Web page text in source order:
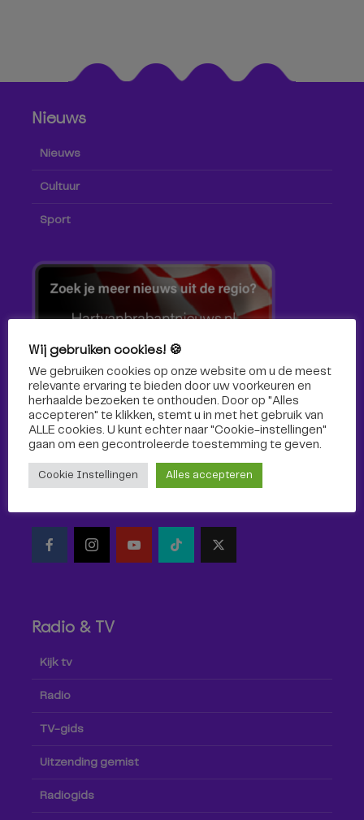
Nieuws
Nieuws
Cultuur
Sport
Volg ons!
Volg Omroep Tilburg niet alleen hier, maar ook via social
Radio & TV
Kijk tv
Radio
TV-gids
Uitzending gemist
Radiogids
Wij gebruiken cookies! 🍪
We gebruiken cookies op onze website om u de meest
relevante ervaring te bieden door uw voorkeuren en
herhaalde bezoeken te onthouden. Door op "Alles
accepteren" te klikken, stemt u in met het gebruik van
ALLE cookies. U kunt echter naar "Cookie-instellingen"
gaan om een ​​gecontroleerde toestemming te geven.
Cookie Instellingen Alles accepteren